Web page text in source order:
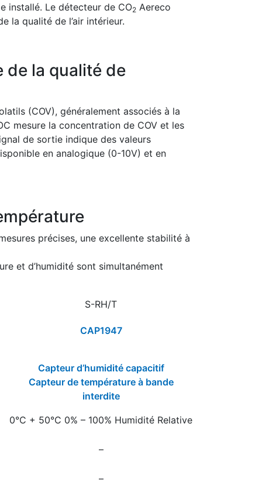
installé. Le détecteur de CO2 Aereco
la qualité de l’air intérieur.
de la qualité de
(COV), généralement associés à la
mesure la concentration de COV et les
de sortie indique des valeurs
en analogique (0-10V) et en
précises, une excellente stabilité à
et d’humidité sont simultanément
S-RH/T
CAP1947
Capteur d’humidité capacitif
Capteur de température à bande
interdite
0°C + 50°C 0% – 100% Humidité Relative
–
–